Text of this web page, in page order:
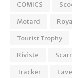
COMICS
Motard
Tourist Trophy
Riviste
Tracker